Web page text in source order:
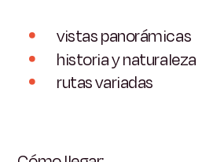
vistas panorámicas
historia y naturaleza
rutas variadas